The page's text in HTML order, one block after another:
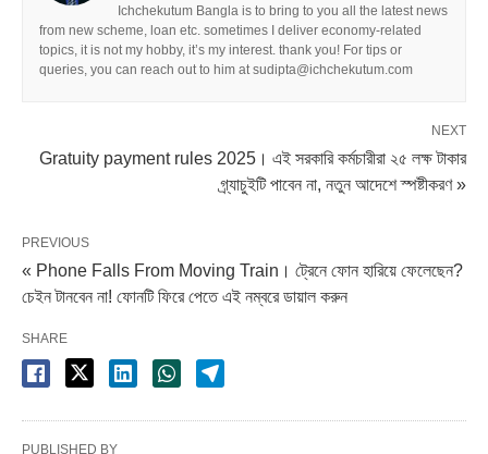
Ichchekutum Bangla is to bring to you all the latest news
from new scheme, loan etc. sometimes I deliver economy-related
topics, it is not my hobby, it’s my interest. thank you! For tips or
queries, you can reach out to him at sudipta@ichchekutum.com
NEXT
Gratuity payment rules 2025। এই সরকারি কর্মচারীরা ২৫ লক্ষ টাকার
গ্র্যাচুইটি পাবেন না, নতুন আদেশে স্পষ্টীকরণ »
PREVIOUS
« Phone Falls From Moving Train। ট্রেনে ফোন হারিয়ে ফেলেছেন?
চেইন টানবেন না! ফোনটি ফিরে পেতে এই নম্বরে ডায়াল করুন
SHARE
PUBLISHED BY